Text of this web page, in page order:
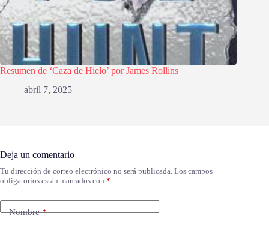
Resumen de ‘Caza de Hielo’ por James Rollins
abril 7, 2025
Deja un comentario
Tu dirección de correo electrónico no será publicada. Los campos
obligatorios están marcados con *
Nombre*